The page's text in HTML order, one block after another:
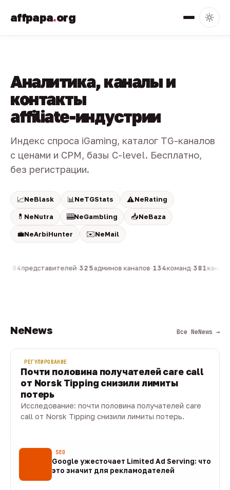
affpapa.org
Аналитика, каналы и
контакты
affiliate-индустрии
Индекс спроса iGaming, каталог TG-каналов
с ценами и CPM, базы C-level. Бесплатно,
без регистрации.
📈NeBlask 📊 NeTGStats ⚠️NeRating
💊 NeNutra 🎰NeGambling 📥NeBaza
💼NeArbiHunter ✉️NeMail
804представителей·325админов каналов·134команд·381
NeNews Все NeNews →
РЕГУЛИРОВАНИЕ
Почти половина получателей care call
от Norsk Tipping снизили лимиты
потерь
Исследование: почти половина получателей care
call от Norsk Tipping снизили лимиты потерь.
SEO
Google ужесточает Limited Ad Serving: что
это значит для рекламодателей